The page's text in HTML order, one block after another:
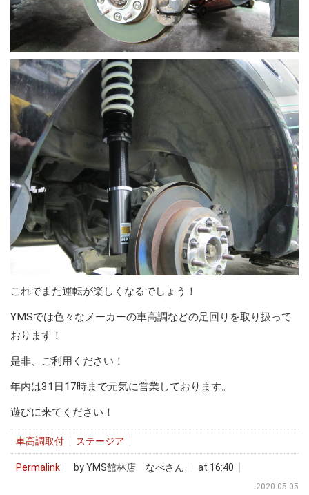
これでまた運転が楽しくなるでしょう！
YMSでは色々なメーカーの車高調などの足回りを取り扱って
おります！
是非、ご利用ください！
年内は31日17時まで元気に営業しております。
遊びに来てください！
車高調取付 ステージア
Permalink by YMS館林店 なべさん at 16:40
2020.05.05